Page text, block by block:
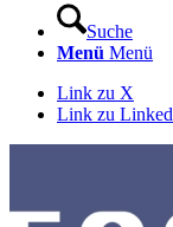
Suche
Menü Menü
Link zu X
Link zu